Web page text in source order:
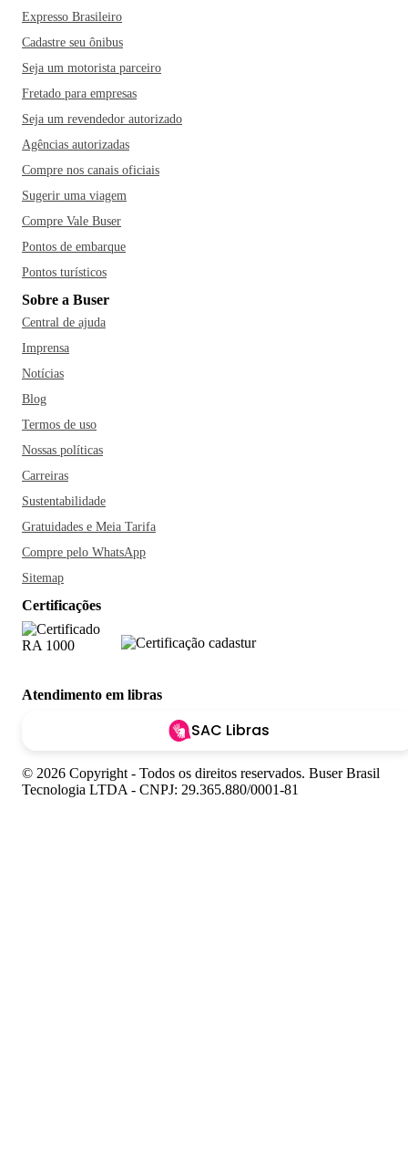
Expresso Brasileiro
Cadastre seu ônibus
Seja um motorista parceiro
Fretado para empresas
Seja um revendedor autorizado
Agências autorizadas
Compre nos canais oficiais
Sugerir uma viagem
Compre Vale Buser
Pontos de embarque
Pontos turísticos
Sobre a Buser
Central de ajuda
Imprensa
Notícias
Blog
Termos de uso
Nossas políticas
Carreiras
Sustentabilidade
Gratuidades e Meia Tarifa
Compre pelo WhatsApp
Sitemap
Certificações
Atendimento em libras
SAC Libras
© 2026 Copyright - Todos os direitos reservados. Buser Brasil
Tecnologia LTDA - CNPJ: 29.365.880/0001-81